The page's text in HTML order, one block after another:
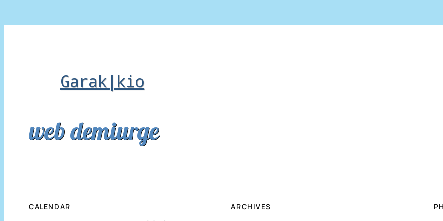
Garak|kio
web demiurge
CALENDAR ARCHIVES